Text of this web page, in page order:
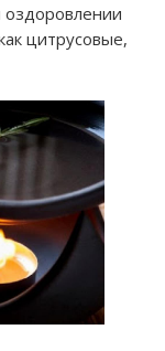
оздоровлении
цитрусовые,